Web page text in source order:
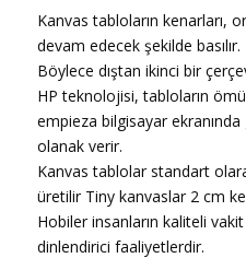
Kanvas tabloların kenarları,
devam edecek şekilde basılır.
Böylece dıştan ikinci bir
HP teknolojisi, tabloların
empieza bilgisayar ekranında
olanak verir.
Kanvas tablolar standart
üretilir Tiny kanvaslar 2 cm
Hobiler insanların kaliteli
dinlendirici faaliyetlerdir.